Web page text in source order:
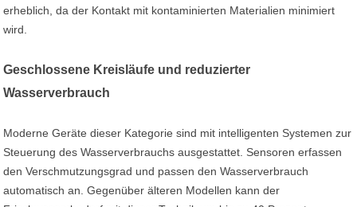
erheblich, da der Kontakt mit kontaminierten Materialien minimiert
wird.
Geschlossene Kreisläufe und reduzierter
Wasserverbrauch
Moderne Geräte dieser Kategorie sind mit intelligenten Systemen zur
Steuerung des Wasserverbrauchs ausgestattet. Sensoren erfassen
den Verschmutzungsgrad und passen den Wasserverbrauch
automatisch an. Gegenüber älteren Modellen kann der